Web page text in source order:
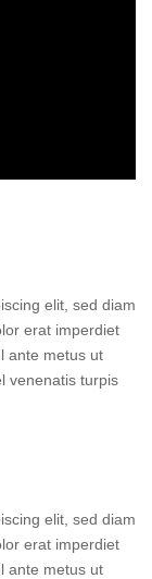
elit, sed diam
erat imperdiet
ante metus ut
venenatis turpis
elit, sed diam
erat imperdiet
ante metus ut